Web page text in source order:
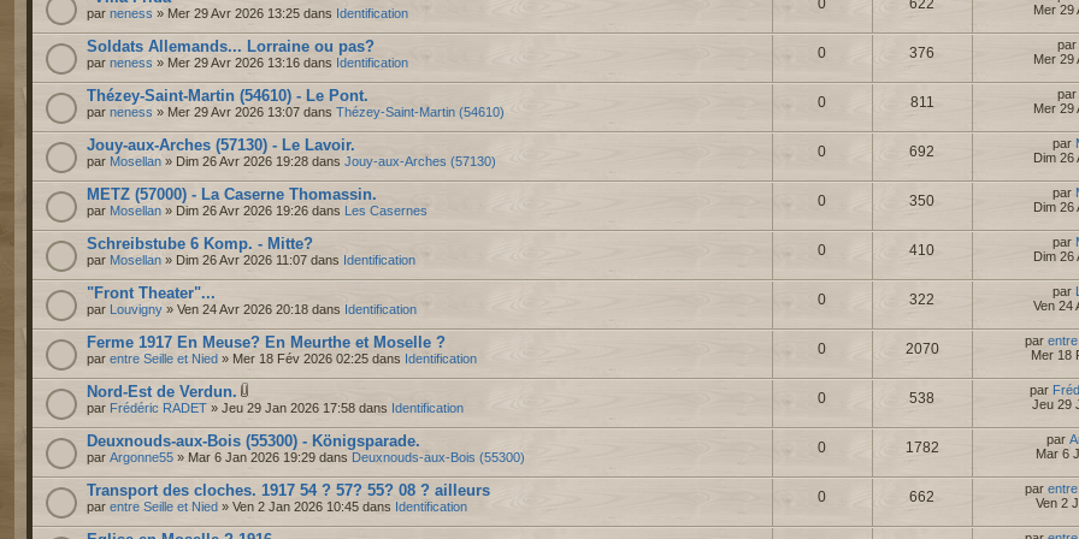
par neness » Mer 29 Avr 2026 13:25 dans Identification
0 622
Mer 29
Soldats Allemands... Lorraine ou pas?
par neness » Mer 29 Avr 2026 13:16 dans Identification
0 376
par
Mer 29
Thézey-Saint-Martin (54610) - Le Pont.
par neness » Mer 29 Avr 2026 13:07 dans Thézey-Saint-Martin (54610)
0 811
par
Mer 29
Jouy-aux-Arches (57130) - Le Lavoir.
par Mosellan » Dim 26 Avr 2026 19:28 dans Jouy-aux-Arches (57130)
0 692 par
Dim 26
METZ (57000) - La Caserne Thomassin.
par Mosellan » Dim 26 Avr 2026 19:26 dans Les Casernes
0 350 par
Dim 26
Schreibstube 6 Komp. - Mitte?
par Mosellan » Dim 26 Avr 2026 11:07 dans Identification
0 410 par
Dim 26
"Front Theater"...
par Louvigny » Ven 24 Avr 2026 20:18 dans Identification
0 322 par
Ven 24
Ferme 1917 En Meuse? En Meurthe et Moselle ?
par entre Seille et Nied » Mer 18 Fév 2026 02:25 dans Identification
0 2070 par
Mer 18
Nord-Est de Verdun.
par Frédéric RADET » Jeu 29 Jan 2026 17:58 dans Identification
0 538 par
Jeu 29
Deuxnouds-aux-Bois (55300) - Königsparade.
par Argonne55 » Mar 6 Jan 2026 19:29 dans Deuxnouds-aux-Bois (55300)
0 1782 par
Mar 6
Transport des cloches. 1917 54 ? 57? 55? 08 ? ailleurs
par entre Seille et Nied » Ven 2 Jan 2026 10:45 dans Identification
0 662 par
Ven 2